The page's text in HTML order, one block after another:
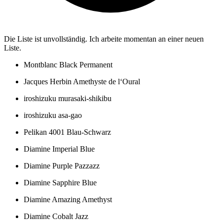
Die Liste ist unvollständig. Ich arbeite momentan an einer neuen
Liste.
Montblanc Black Permanent
Jacques Herbin Amethyste de l‘Oural
iroshizuku murasaki-shikibu
iroshizuku asa-gao
Pelikan 4001 Blau-Schwarz
Diamine Imperial Blue
Diamine Purple Pazzazz
Diamine Sapphire Blue
Diamine Amazing Amethyst
Diamine Cobalt Jazz